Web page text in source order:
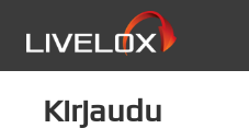
Kirjaudu